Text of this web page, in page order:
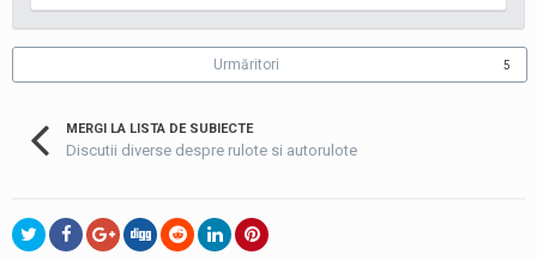
Urmăritori 5
MERGI LA LISTA DE SUBIECTE
Discutii diverse despre rulote si autorulote